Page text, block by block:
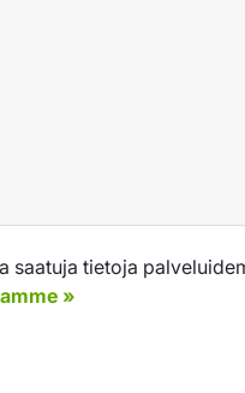
saatuja tietoja
»